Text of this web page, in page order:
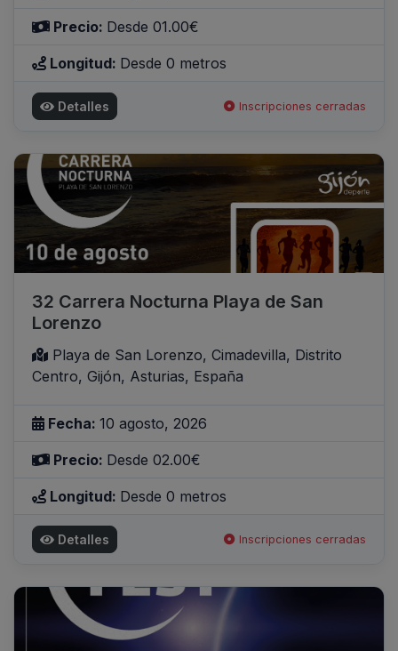
Precio: Desde 01.00€
Longitud: Desde 0 metros
Detalles Inscripciones cerradas
32 Carrera Nocturna Playa de San
Lorenzo
Playa de San Lorenzo, Cimadevilla, Distrito
Centro, Gijón, Asturias, España
Fecha: 10 agosto, 2026
Precio: Desde 02.00€
Longitud: Desde 0 metros
Detalles Inscripciones cerradas